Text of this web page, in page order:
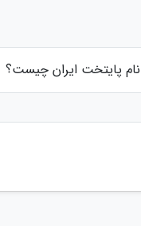
نام پایتخت ایران چیست؟